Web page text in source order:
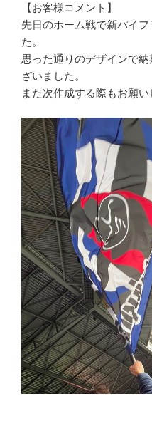
【お客様コメント】
先日のホーム戦で新パイ
た。
思った通りのデザインで
ざいました 。
また次作成する際もお願い